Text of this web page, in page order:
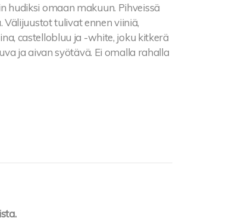
hudiksi omaan makuun. Pihveissä
tulivat ennen viiniä,
castellobluu ja -white, joku kitkerä
ja aivan syötävä. Ei omalla rahalla